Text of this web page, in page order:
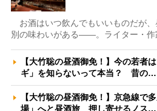
お酒はいつ飲んでもいいものだが
別の味わいがある――。ライター・
【大竹聡の昼酒御免！】今の若者
ギ」を知らないって本当？ 昔の…
【大竹聡の昼酒御免！】京急線で
場」へと昼酒旅 押し寄せるノス…